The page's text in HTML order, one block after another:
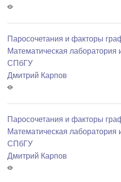
Паросочетания и факторы
Математичеcкая
СПбГУ
Дмитрий Карпов
Паросочетания и факторы
Математичеcкая
СПбГУ
Дмитрий Карпов